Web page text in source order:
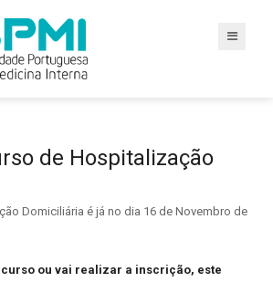
de Hospitalização
Domiciliária é já no dia 16 de Novembro de
ou vai realizar a inscrição, este